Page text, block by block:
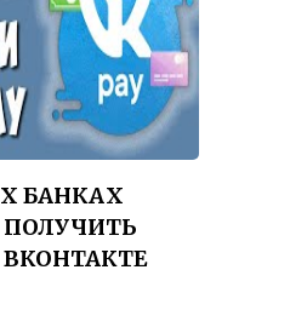
БАНКАХ